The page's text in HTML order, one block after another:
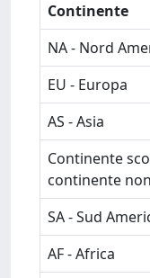
Continente
NA - Nord
EU - Europa
AS - Asia
Continente
continente
SA - Sud
AF - Africa